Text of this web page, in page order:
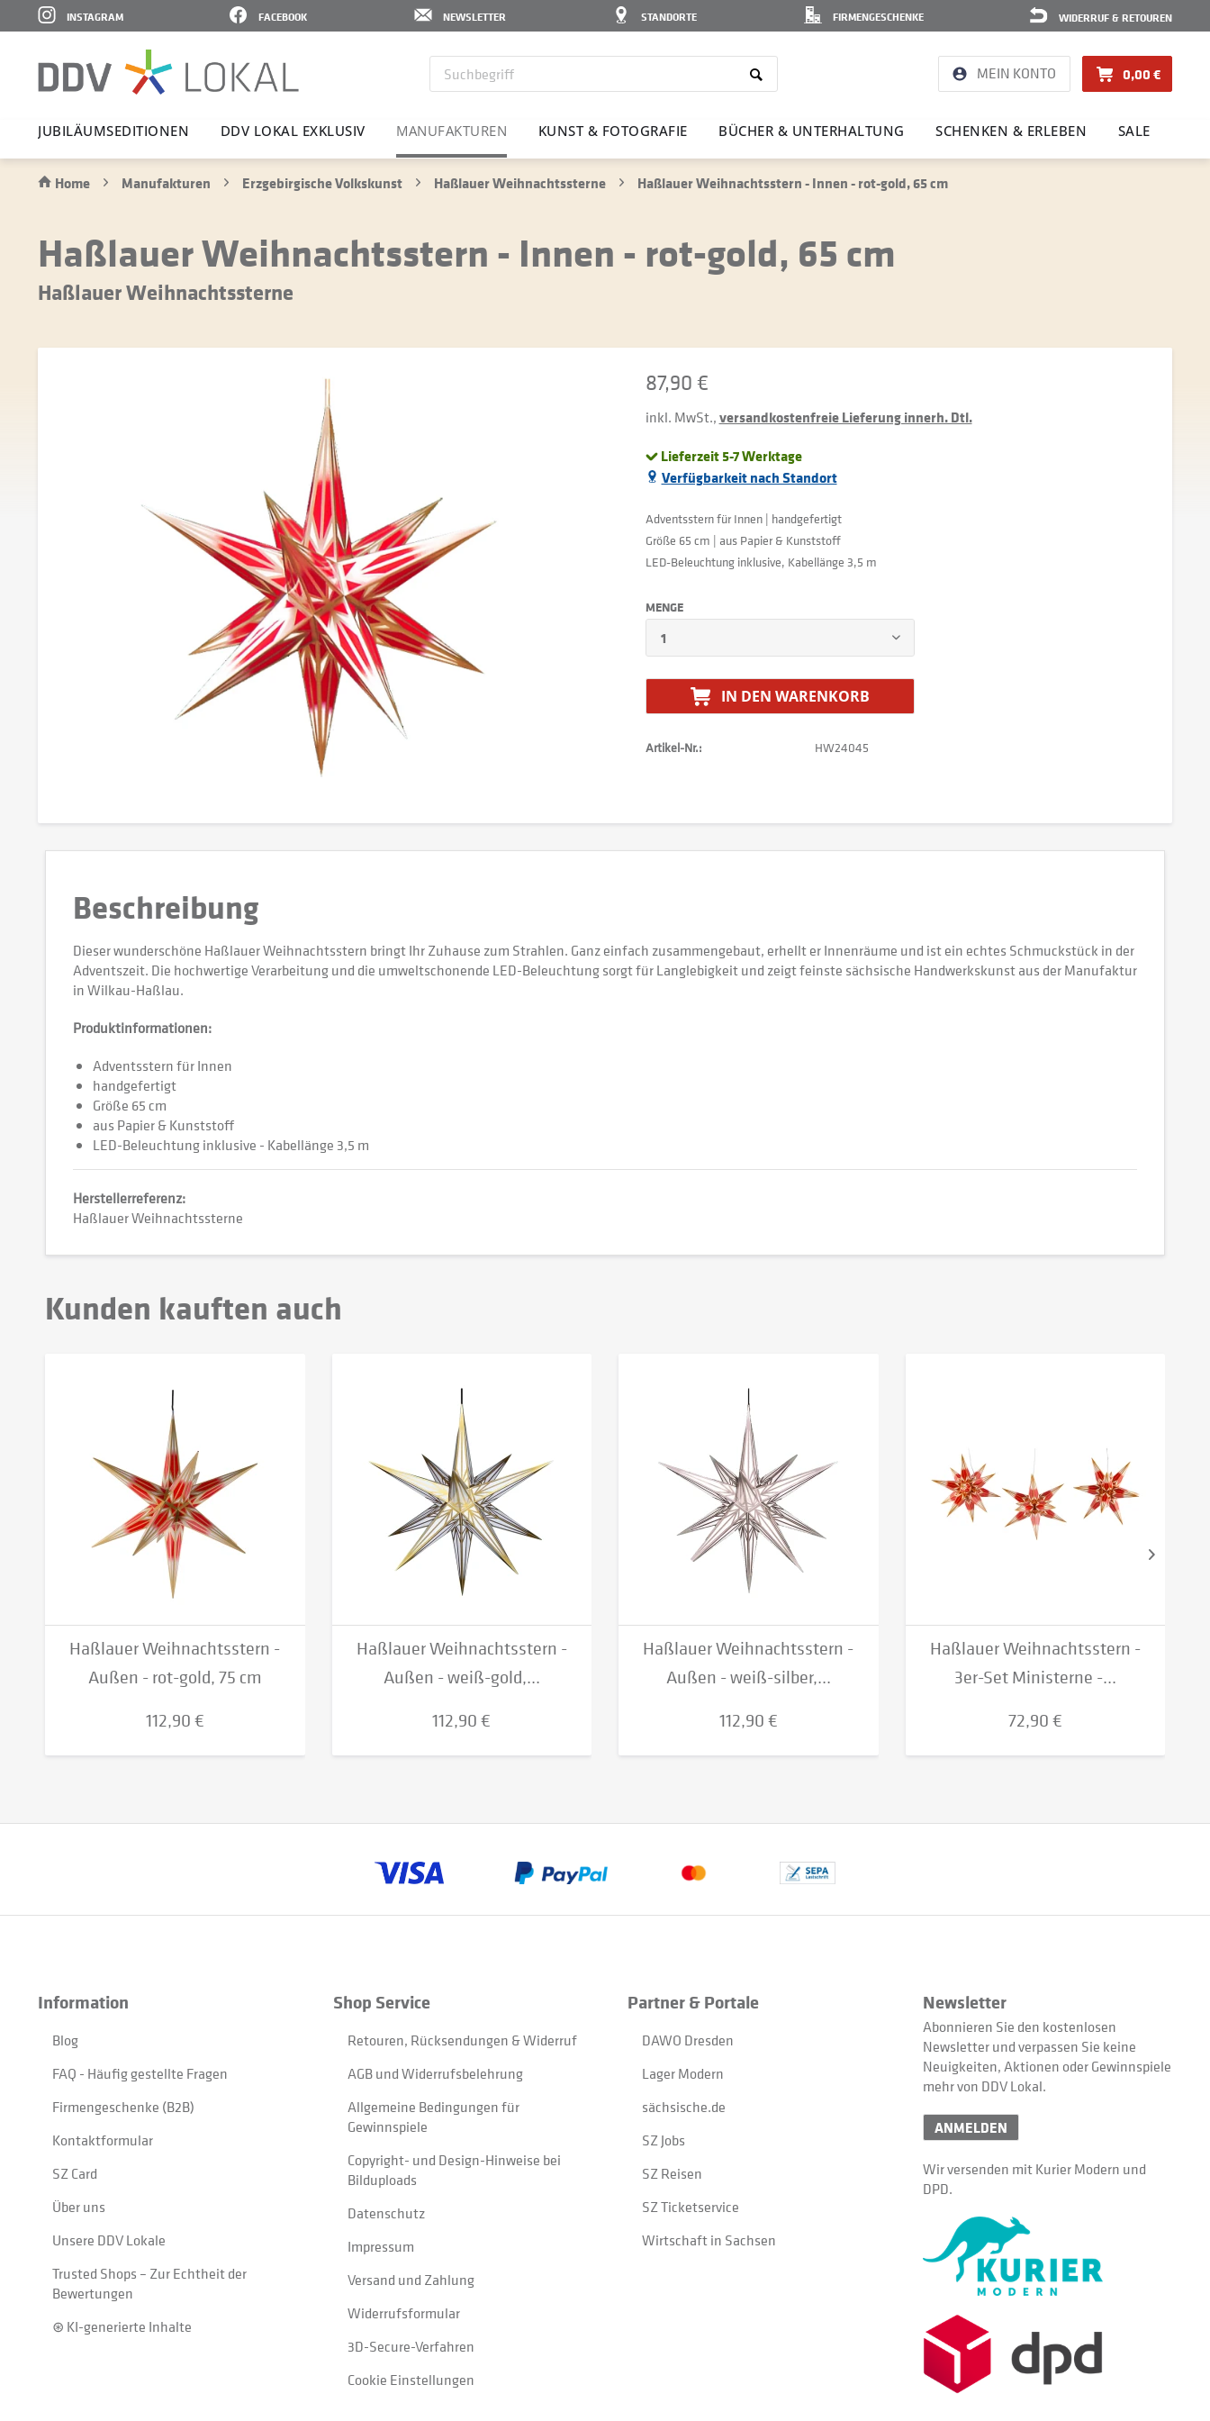
WIDERRUF & RETOUREN
FIRMENGESCHENKE
STANDORTE
NEWSLETTER
FACEBOOK
INSTAGRAM
MEIN KONTO 0,00 €
JUBI­LÄ­UMS­E­DI­TIONEN DDV LOKAL EXKLUSIV MANU­FAK­TUREN KUNST & FOTO­GRAFIE BÜCHER & UNTER­HAL­TUNG SCHENKEN & ERLEBEN SALE
Home Manufakturen Erzgebirgische Volkskunst Haßlauer Weihnachtssterne Haßlauer Weihnachtsstern - Innen - rot-gold, 65 cm
Haßlauer Weihnachtsstern - Innen - rot-gold, 65 cm
Haßlauer Weihnachtssterne
87,90 €
inkl. MwSt.,versandkostenfreie Lieferung innerh. Dtl.
Lieferzeit 5-7 Werktage
Verfügbarkeit nach Standort
Adventsstern für Innen | handgefertigt
Größe 65 cm | aus Papier & Kunststoff
LED-Beleuchtung inklusive, Kabellänge 3,5 m
MENGE
IN DEN WARENKORB
Artikel-Nr.: HW24045
Beschreibung
Dieser wunderschöne Haßlauer Weihnachtsstern bringt Ihr Zuhause zum Strahlen. Ganz einfach zusammengebaut, erhellt er Innenräume und ist ein echtes Schmuckstück in der
Adventszeit. Die hochwertige Verarbeitung und die umweltschonende LED-Beleuchtung sorgt für Langlebigkeit und zeigt feinste sächsische Handwerkskunst aus der Manufaktur
in Wilkau-Haßlau.
Produktinformationen:
Adventsstern für Innen
handgefertigt
Größe 65 cm
aus Papier & Kunststoff
LED-Beleuchtung inklusive - Kabellänge 3,5 m
Herstellerreferenz:
Haßlauer Weihnachtssterne
Kunden kauften auch
Haßlauer Weihnachtsstern -
Außen - rot-gold, 75 cm
112,90 €
Haßlauer Weihnachtsstern -
Außen - weiß-gold,...
112,90 €
Haßlauer Weihnachtsstern -
Außen - weiß-silber,...
112,90 €
Haßlauer Weihnachtsstern -
3er-Set Ministerne -...
72,90 €
Information
Blog
FAQ - Häufig gestellte Fragen
Firmengeschenke (B2B)
Kontaktformular
SZ Card
Über uns
Unsere DDV Lokale
Trusted Shops – Zur Echtheit der
Bewertungen
⊛ KI-generierte Inhalte
Shop Service
Retouren, Rücksendungen & Widerruf
AGB und Widerrufsbelehrung
Allgemeine Bedingungen für
Gewinnspiele
Copyright- und Design-Hinweise bei
Bilduploads
Datenschutz
Impressum
Versand und Zahlung
Widerrufsformular
3D-Secure-Verfahren
Cookie Einstellungen
Partner & Portale
DAWO Dresden
Lager Modern
sächsische.de
SZ Jobs
SZ Reisen
SZ Ticketservice
Wirtschaft in Sachsen
Newsletter
Abonnieren Sie den kostenlosen
Newsletter und verpassen Sie keine
Neuigkeiten, Aktionen oder Gewinnspiele
mehr von DDV Lokal.
ANMELDEN
Wir versenden mit Kurier Modern und
DPD.